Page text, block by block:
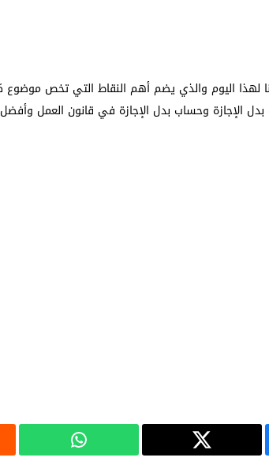
لهذا اليوم والذي يضم أهم النقاط التي تخص
الإجازة وحساب بدل الإجازة في قانون العمل